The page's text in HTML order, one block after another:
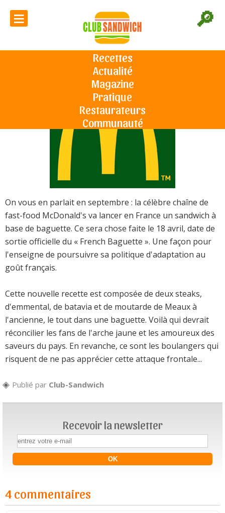
🔎
≡
Recettes
Actualité
Magazine
Pratique
Restaurateurs
Communauté
L'actu du sandwich La baguette de McDo arrive en avril
La baguette de McDo arrive en avril
Le 08/02/2012
On vous en parlait en septembre : la célèbre chaîne de
fast-food McDonald's va lancer en France un sandwich à
base de baguette. Ce sera chose faite le 18 avril, date de
sortie officielle du « French Baguette ». Une façon pour
l'enseigne de poursuivre sa politique d'adaptation au
goût français.
Cette nouvelle recette est composée de deux steaks,
d'emmental, de batavia et de moutarde de Meaux à
l'ancienne, le tout dans une baguette. Voilà qui devrait
réconcilier les fans de l'arche jaune et les amoureux des
saveurs du pays. En revanche, ce sont les boulangers qui
risquent de ne pas apprécier cette attaque frontale...
Publié par Club-Sandwich
Recevoir la newsletter
4 commentaires